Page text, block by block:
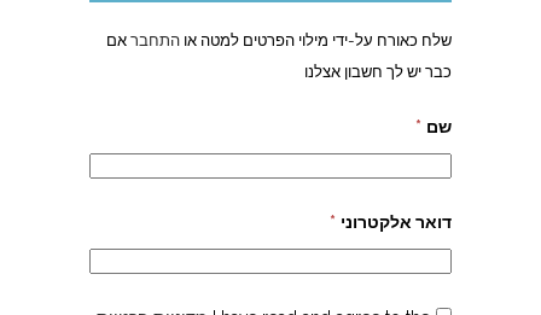
שלח כאורח על-ידי מילוי הפרטים למטה או התחבראם
כבר יש לך חשבון אצלנו
שם *
דואר אלקטרוני *